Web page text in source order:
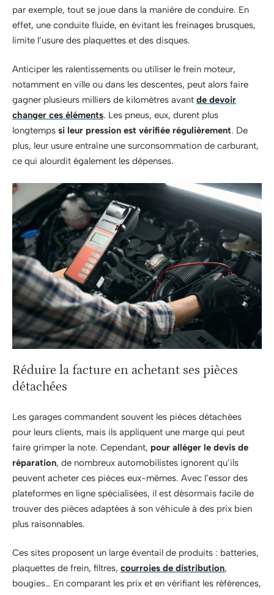
par exemple, tout se joue dans la manière de conduire. En
effet, une conduite fluide, en évitant les freinages brusques,
limite l’usure des plaquettes et des disques.
Anticiper les ralentissements ou utiliser le frein moteur,
notamment en ville ou dans les descentes, peut alors faire
gagner plusieurs milliers de kilomètres avant de devoir
changer ces éléments. Les pneus, eux, durent plus
longtemps si leur pression est vérifiée régulièrement. De
plus, leur usure entraîne une surconsommation de carburant,
ce qui alourdit également les dépenses.
Réduire la facture en achetant ses pièces
détachées
Les garages commandent souvent les pièces détachées
pour leurs clients, mais ils appliquent une marge qui peut
faire grimper la note. Cependant, pour alléger le devis de
réparation, de nombreux automobilistes ignorent qu’ils
peuvent acheter ces pièces eux-mêmes. Avec l’essor des
plateformes en ligne spécialisées, il est désormais facile de
trouver des pièces adaptées à son véhicule à des prix bien
plus raisonnables.
Ces sites proposent un large éventail de produits : batteries,
plaquettes de frein, filtres, courroies de distribution,
bougies… En comparant les prix et en vérifiant les références,